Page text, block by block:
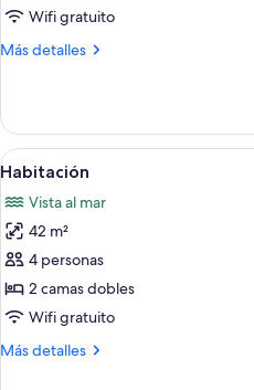
Wifi gratuito
Más detalles
Más
Ver
todas
las
fotos
de
Habitación
8
Habitación
Vista al mar
42 m²
4 personas
2 camas dobles
Wifi gratuito
Más detalles
Más